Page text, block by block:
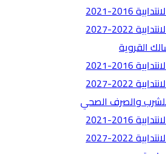
2016-2021
2022-2027
القروية
2016-2021
2022-2027
للشرب والصرف الصحي
2016-2021
2022-2027